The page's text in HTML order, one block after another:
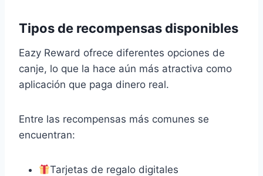
Tipos de recompensas disponibles
Eazy Reward ofrece diferentes opciones de
canje, lo que la hace aún más atractiva como
aplicación que paga dinero real.
Entre las recompensas más comunes se
encuentran:
Tarjetas de regalo digitales